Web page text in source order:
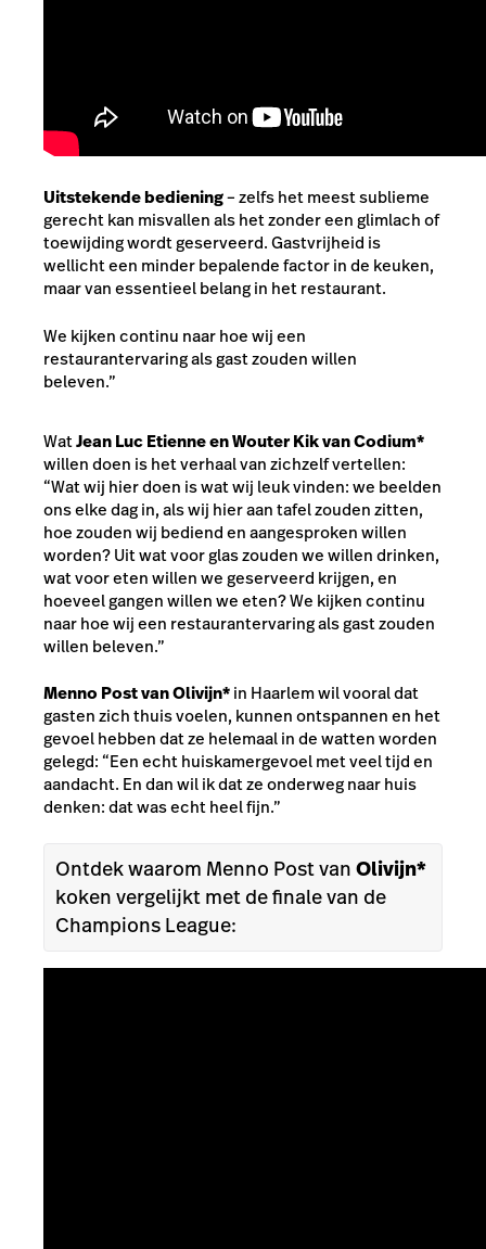
Uitstekende bediening– zelfs het meest sublieme
gerecht kan misvallen als het zonder een glimlach of
toewijding wordt geserveerd. Gastvrijheid is
wellicht een minder bepalende factor in de keuken,
maar van essentieel belang in het restaurant.
We kijken continu naar hoe wij een
restaurantervaring als gast zouden willen
beleven.”
WatJean Luc Etienne en Wouter Kik van Codium*
willen doen is het verhaal van zichzelf vertellen:
“Wat wij hier doen is wat wij leuk vinden: we beelden
ons elke dag in, als wij hier aan tafel zouden zitten,
hoe zouden wij bediend en aangesproken willen
worden? Uit wat voor glas zouden we willen drinken,
wat voor eten willen we geserveerd krijgen, en
hoeveel gangen willen we eten? We kijken continu
naar hoe wij een restaurantervaring als gast zouden
willen beleven.”
Menno Post vanOlivijn*in Haarlem wil vooral dat
gasten zich thuis voelen, kunnen ontspannen en het
gevoel hebben dat ze helemaal in de watten worden
gelegd: “Een echt huiskamergevoel met veel tijd en
aandacht. En dan wil ik dat ze onderweg naar huis
denken: dat was echt heel fijn.”
Ontdek waarom Menno Post van Olivijn*
koken vergelijkt met de finale van de
Champions League: